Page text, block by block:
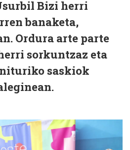
Bizi herri
banaketa,
Ordura arte parte
sorkuntzaz eta
saskiok